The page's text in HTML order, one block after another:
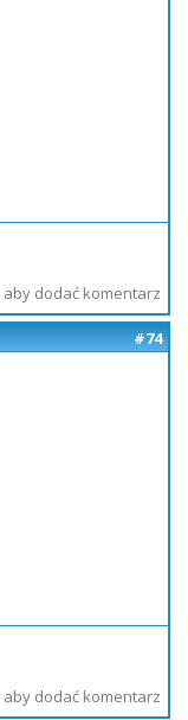
aby dodać komentarz
#74
aby dodać komentarz